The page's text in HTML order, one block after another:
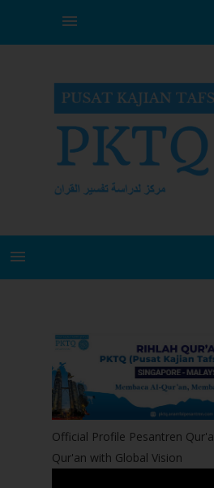
Official Profile Pesantren
Qur'an with Global Vision